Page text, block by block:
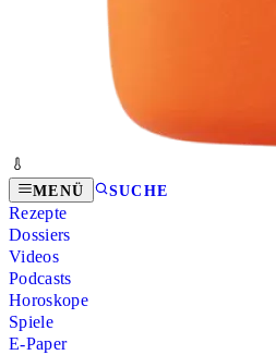
MENÜ SUCHE
Rezepte
Dossiers
Videos
Podcasts
Horoskope
Spiele
E-Paper